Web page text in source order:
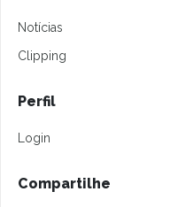
Notícias
Clipping
Perfil
Login
Compartilhe